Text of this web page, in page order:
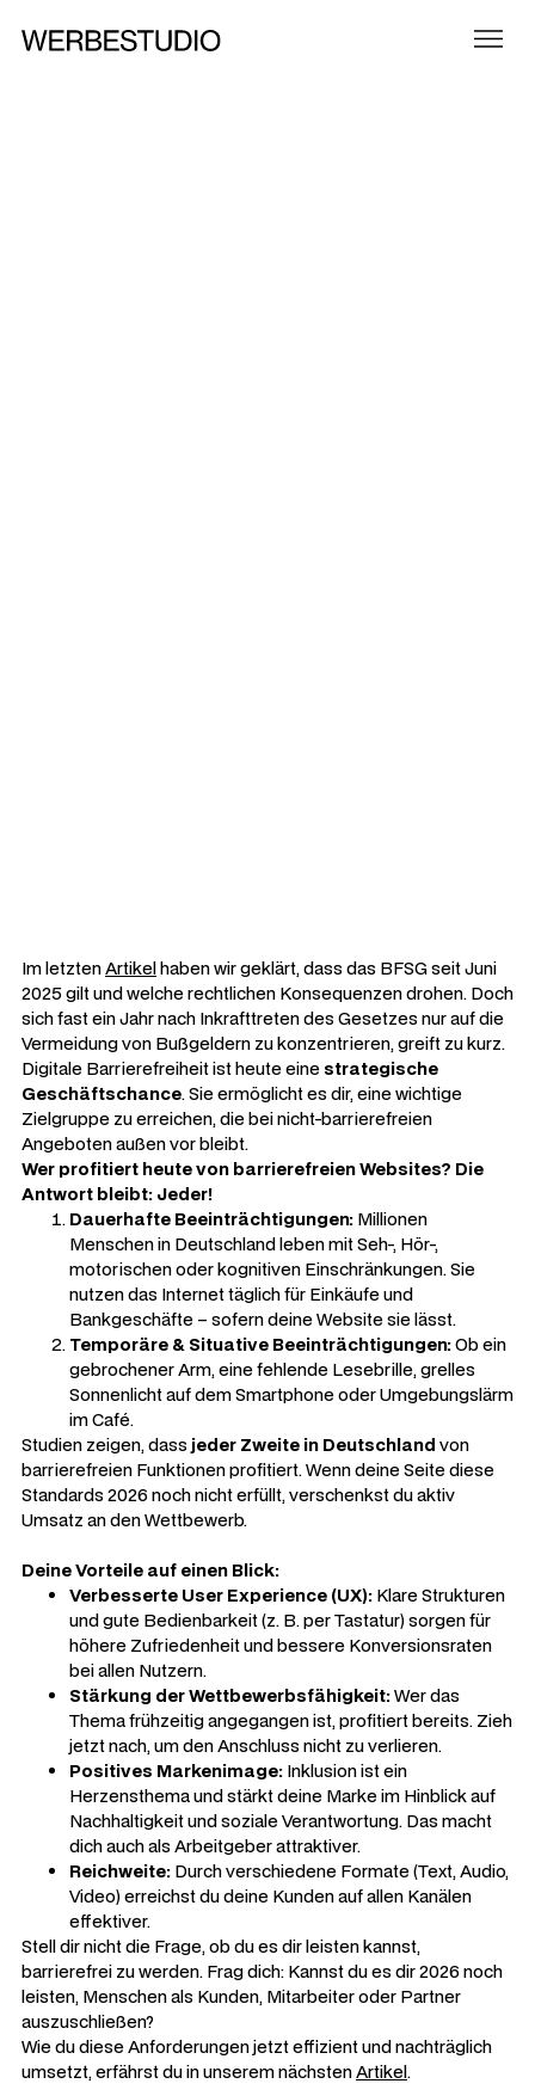
Im letztenArtikelhaben wir geklärt, dass das BFSG seit Juni
2025 gilt und welche rechtlichen Konsequenzen drohen. Doch
sich fast ein Jahr nach Inkrafttreten des Gesetzes nur auf die
Vermeidung von Bußgeldern zu konzentrieren, greift zu kurz.
Digitale Barrierefreiheit ist heute eine strategische
Geschäftschance. Sie ermöglicht es dir, eine wichtige
Zielgruppe zu erreichen, die bei nicht-barrierefreien
Angeboten außen vor bleibt.
Wer profitiert heute von barrierefreien Websites? Die
Antwort bleibt: Jeder!
Dauerhafte Beeinträchtigungen: Millionen
Menschen in Deutschland leben mit Seh-, Hör-,
motorischen oder kognitiven Einschränkungen. Sie
nutzen das Internet täglich für Einkäufe und
Bankgeschäfte – sofern deine Website sie lässt.
Temporäre & Situative Beeinträchtigungen:Ob ein
gebrochener Arm, eine fehlende Lesebrille, grelles
Sonnenlicht auf dem Smartphone oder Umgebungslärm
im Café.
Studien zeigen, dass jeder Zweite in Deutschland von
barrierefreien Funktionen profitiert. Wenn deine Seite diese
Standards 2026 noch nicht erfüllt, verschenkst du aktiv
Umsatz an den Wettbewerb.
Deine Vorteile auf einen Blick:
Verbesserte User Experience (UX): Klare Strukturen
und gute Bedienbarkeit (z. B. per Tastatur) sorgen für
höhere Zufriedenheit und bessere Konversionsraten
beiallen Nutzern.
Stärkung der Wettbewerbsfähigkeit:Wer das
Thema frühzeitig angegangen ist, profitiert bereits. Zieh
jetzt nach, um den Anschluss nicht zu verlieren.
Positives Markenimage: Inklusion ist ein
Herzensthema und stärkt deine Marke im Hinblick auf
Nachhaltigkeit und soziale Verantwortung. Das macht
dich auch als Arbeitgeber attraktiver.
Reichweite: Durch verschiedene Formate (Text, Audio,
Video) erreichst du deine Kunden auf allen Kanälen
effektiver.
Stell dir nicht die Frage, ob du es dir leisten kannst,
barrierefrei zu werden. Frag dich: Kannst du es dir 2026 noch
leisten, Menschen als Kunden, Mitarbeiter oder Partner
auszuschließen?
Wie du diese Anforderungen jetzt effizient und nachträglich
umsetzt, erfährst du in unserem nächstenArtikel.